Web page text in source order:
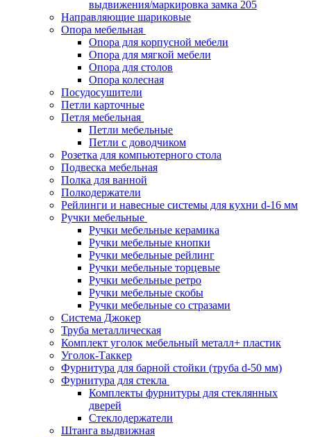
выдвижения/маркировка замка 205
Направляющие шариковые
Опора мебельная
Опора для корпусной мебели
Опора для мягкой мебели
Опора для столов
Опора колесная
Посудосушители
Петли карточные
Петля мебельная
Петли мебельные
Петли с доводчиком
Розетка для компьютерного стола
Подвеска мебельная
Полка для ванной
Полкодержатели
Рейлинги и навесные системы для кухни d-16 мм
Ручки мебельные
Ручки мебельные керамика
Ручки мебельные кнопки
Ручки мебельные рейлинг
Ручки мебельные торцевые
Ручки мебельные ретро
Ручки мебельные скобы
Ручки мебельные со стразами
Система Джокер
Труба металлическая
Комплект уголок мебельный металл+ пластик
Уголок-Таккер
Фурнитура для барной стойки (труба d-50 мм)
Фурнитура для стекла
Комплекты фурнитуры для стеклянных
дверей
Стеклодержатели
Штанга выдвижная